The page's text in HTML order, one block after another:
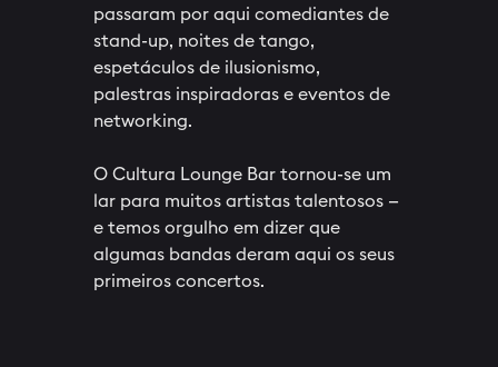
passaram por aqui comediantes de
stand-up, noites de tango,
espetáculos de ilusionismo,
palestras inspiradoras e eventos de
networking.
O Cultura Lounge Bar tornou-se um
lar para muitos artistas talentosos —
e temos orgulho em dizer que
algumas bandas deram aqui os seus
primeiros concertos.